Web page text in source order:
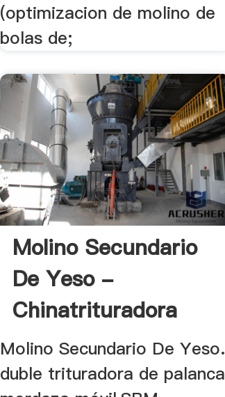
(optimizacion de molino de
bolas de;
Molino Secundario
De Yeso -
Chinatrituradora
Molino Secundario De Yeso.
duble trituradora de palanca